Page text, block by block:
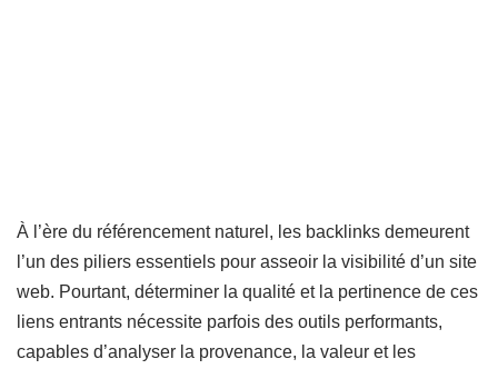
À l’ère du référencement naturel, les backlinks demeurent
l’un des piliers essentiels pour asseoir la visibilité d’un site
web. Pourtant, déterminer la qualité et la pertinence de ces
liens entrants nécessite parfois des outils performants,
capables d’analyser la provenance, la valeur et les